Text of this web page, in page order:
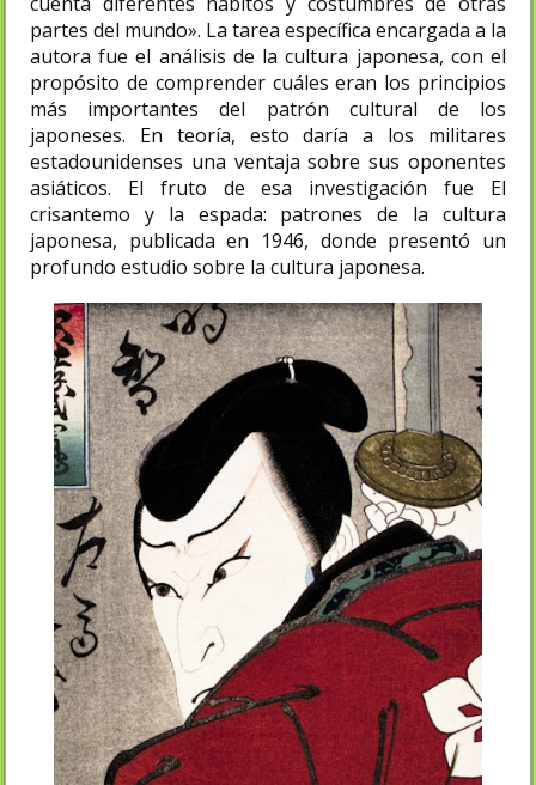
partes del mundo». La tarea específica encargada a la
autora fue el análisis de la cultura japonesa, con el
propósito de comprender cuáles eran los principios
más importantes del patrón cultural de los
japoneses. En teoría, esto daría a los militares
estadounidenses una ventaja sobre sus oponentes
asiáticos. El fruto de esa investigación fue El
crisantemo y la espada: patrones de la cultura
japonesa, publicada en 1946, donde presentó un
profundo estudio sobre la cultura japonesa.